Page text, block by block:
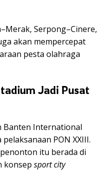
Serpong–Cinere,
akan mempercepat
pesta olahraga
Jadi Pusat
Banten International
PON XXIII.
itu berada di
konsep sport city